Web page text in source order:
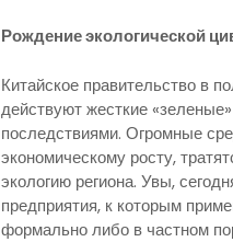
Рождение экологической
Китайское правительство в
действуют жесткие
последствиями. Огромные
экономическому росту,
экологию региона. Увы,
предприятия, к которым
формально либо в частном